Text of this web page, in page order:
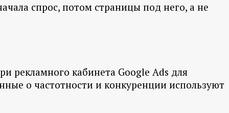
спрос, потом страницы под него, а не
рекламного кабинета Google Ads для
о частотности и конкуренции используют